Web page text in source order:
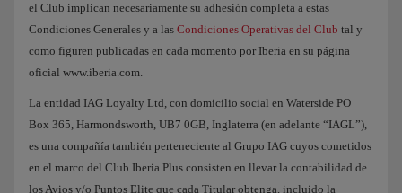
el Club implican necesariamente su adhesión completa a estas
Condiciones Generales y a las Condiciones Operativas del Club tal y
como figuren publicadas en cada momento por Iberia en su página
oficial www.iberia.com.
La entidad IAG Loyalty Ltd, con domicilio social en Waterside PO
Box 365, Harmondsworth, UB7 0GB, Inglaterra (en adelante “IAGL”),
es una compañía también perteneciente al Grupo IAG cuyos cometidos
en el marco del Club Iberia Plus consisten en llevar la contabilidad de
los Avios y/o Puntos Elite que cada Titular obtenga, incluido la